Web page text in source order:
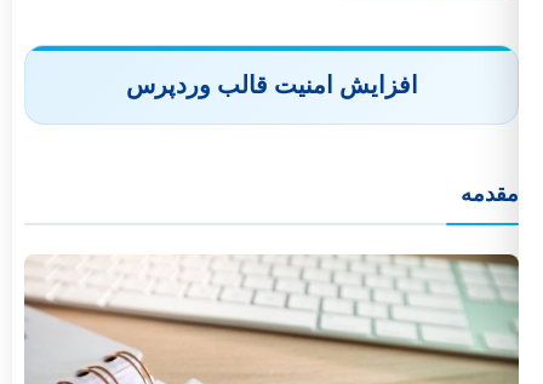
افزایش امنیت قالب وردپرس
مقدمه